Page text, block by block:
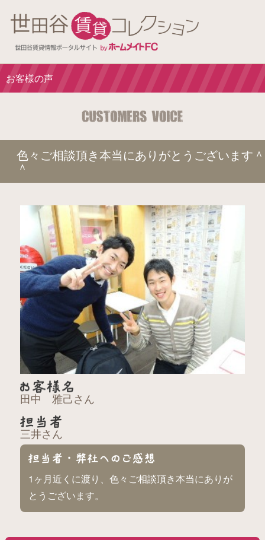
お客様の声
色々ご相談頂き本当にありがとうございます＾
＾
田中 雅己さん
三井さん
1ヶ月近くに渡り、色々ご相談頂き本当にありが
とうございます。